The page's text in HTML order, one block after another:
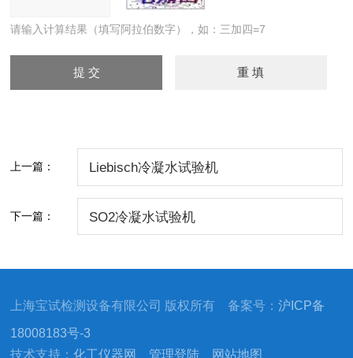
请输入计算结果（填写阿拉伯数字），如：三加四=7
上一篇： Liebisch冷凝水试验机
下一篇： SO2冷凝水试验机
上海宝试检测设备有限公司 版权所有 备案号：沪ICP备
18008183号-3
技术支持：化工仪器网 管理登陆 网站地图